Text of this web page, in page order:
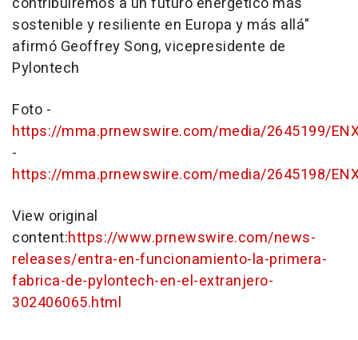
sostenible y resiliente en Europa y más allá"
afirmó Geoffrey Song, vicepresidente de
Pylontech
Foto -
https://mma.prnewswire.com/media/2645199/
-
https://mma.prnewswire.com/media/2645198/
View original
content:https://www.prnewswire.com/news-
releases/entra-en-funcionamiento-la-primera-
fabrica-de-pylontech-en-el-extranjero-
302406065.html